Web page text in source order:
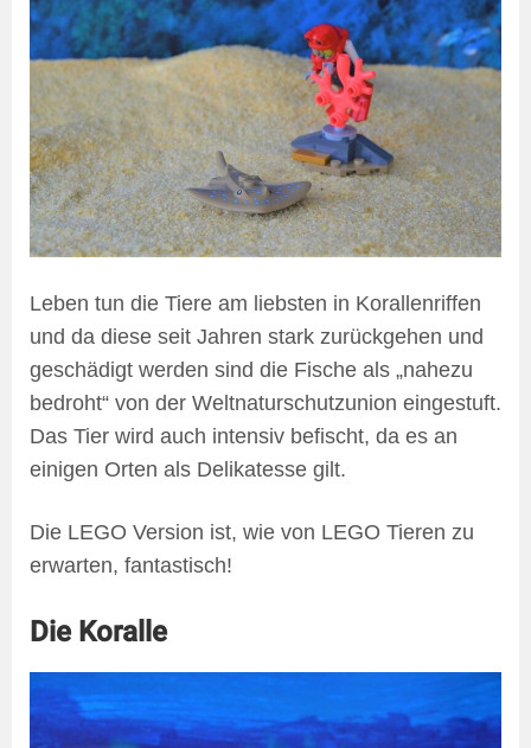
Leben tun die Tiere am liebsten in Korallenriffen
und da diese seit Jahren stark zurückgehen und
geschädigt werden sind die Fische als „nahezu
bedroht“ von der Weltnaturschutzunion eingestuft.
Das Tier wird auch intensiv befischt, da es an
einigen Orten als Delikatesse gilt.
Die LEGO Version ist, wie von LEGO Tieren zu
erwarten, fantastisch!
Die Koralle